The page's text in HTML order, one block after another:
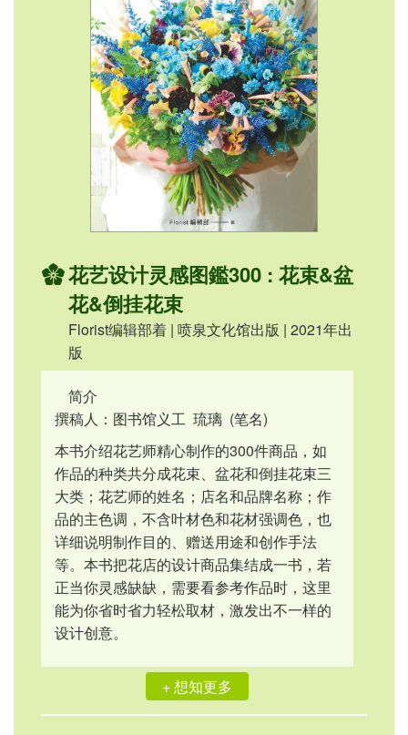
花艺设计灵感图鑑300 : 花束&盆
花&倒挂花束
Florist编辑部着 | 喷泉文化馆出版 | 2021年出
版
简介
撰稿人：图书馆义工 琉璃 (笔名)
本书介绍花艺师精心制作的300件商品，如
作品的种类共分成花束、盆花和倒挂花束三
大类；花艺师的姓名；店名和品牌名称；作
品的主色调，不含叶材色和花材强调色，也
详细说明制作目的、赠送用途和创作手法
等。本书把花店的设计商品集结成一书，若
正当你灵感缺缺，需要看参考作品时，这里
能为你省时省力轻松取材，激发出不一样的
设计创意。
+ 想知更多